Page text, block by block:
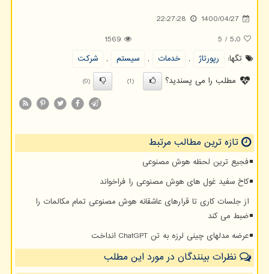
1400/04/27
22:27:28
5.0
/
5
1569
تگها:
رپورتاژ , خدمات , سیستم ,
شركت
مطلب را می پسندید؟
(1)
(0)
تازه ترین مطالب مرتبط
فجیع ترین لحظه هوش مصنوعی
کاخ سفید غول های هوش مصنوعی را فراخواند
از جلسات کاری تا قرارهای عاشقانه هوش مصنوعی تمام مکالمات را
ضبط می کند
عرضه مدلهای چینی لرزه به تن ChatGPT انداخت
نظرات بینندگان در مورد این مطلب